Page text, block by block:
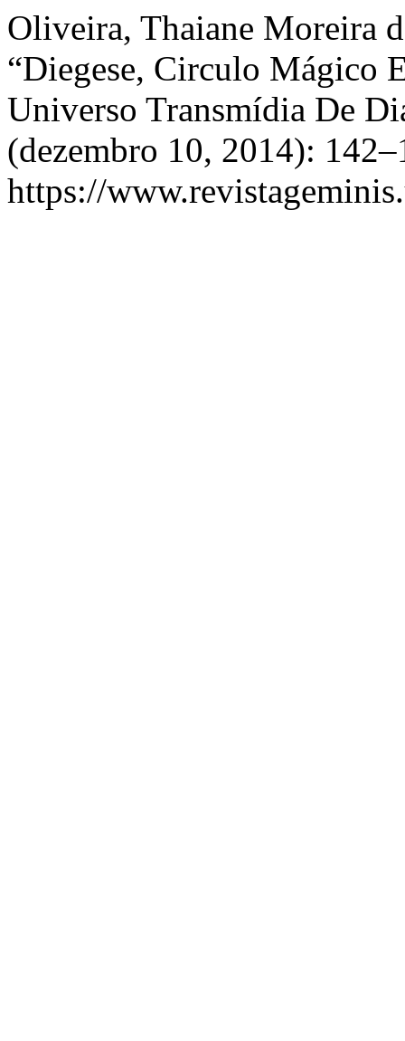
Oliveira, Thaiane Moreira
“Diegese, Circulo Mágico
Universo Transmídia De
(dezembro 10, 2014):
https://